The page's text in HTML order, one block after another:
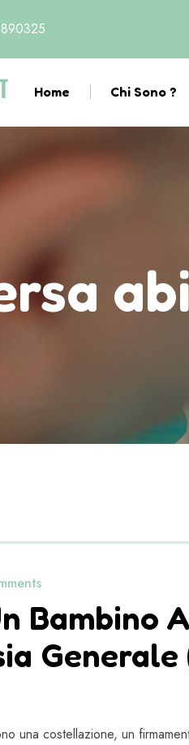
Home Chi Sono ?
Bambino
una costellazione, un